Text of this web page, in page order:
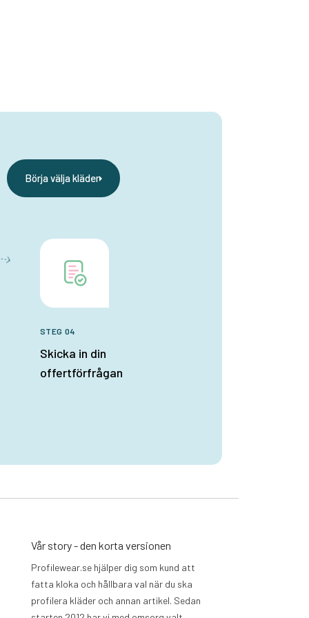
Börja välja kläder
STEG 04
Skicka in din
offertförfrågan
Vår story - den korta versionen
Profilewear.se hjälper dig som kund att
fatta kloka och hållbara val när du ska
profilera kläder och annan artikel. Sedan